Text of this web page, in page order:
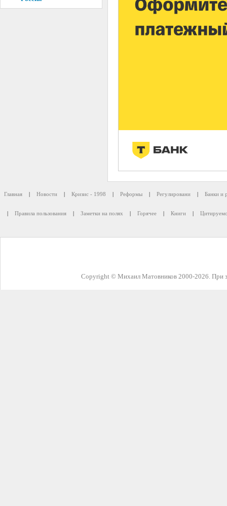
Главная | Новости | Кризис - 1998 | Реформы | Регулировани | Банки и
| Правила пользования | Заметки на полях | Горячее | Книги |
Copyright © Михаил Матовников 2000-2026. При